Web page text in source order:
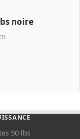
noire
50 lbs